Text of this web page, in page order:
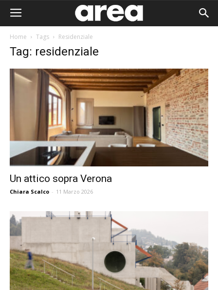
Home Tags Residenziale
Tag: residenziale
Un attico sopra Verona
Chiara Scalco - 11 Marzo 2026